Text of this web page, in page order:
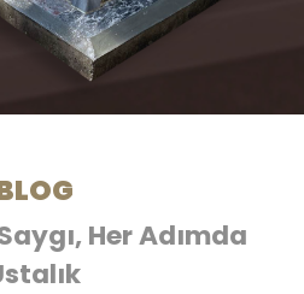
Her Adımda